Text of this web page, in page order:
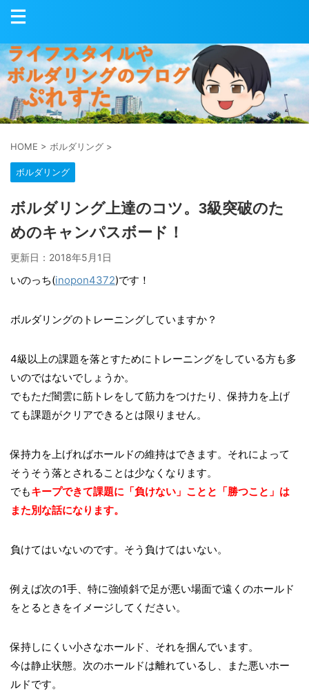
HOME > ボルダリング >
ボルダリング
ボルダリング上達のコツ。3級突破のた
めのキャンパスボード！
更新日： 2018年5月1日
いのっち(inopon4372)です！
ボルダリングのトレーニングしていますか？
4級以上の課題を落とすためにトレーニングをしている方も多
いのではないでしょうか。
でもただ闇雲に筋トレをして筋力をつけたり、保持力を上げ
ても課題がクリアできるとは限りません。
保持力を上げればホールドの維持はできます。それによって
そうそう落とされることは少なくなります。
でもキープできて課題に「負けない」ことと「勝つこと」は
また別な話になります。
負けてはいないのです。そう負けてはいない。
例えば次の1手、特に強傾斜で足が悪い場面で遠くのホールド
をとるときをイメージしてください。
保持しにくい小さなホールド、それを掴んでいます。
今は静止状態。次のホールドは離れているし、また悪いホー
ルドです。